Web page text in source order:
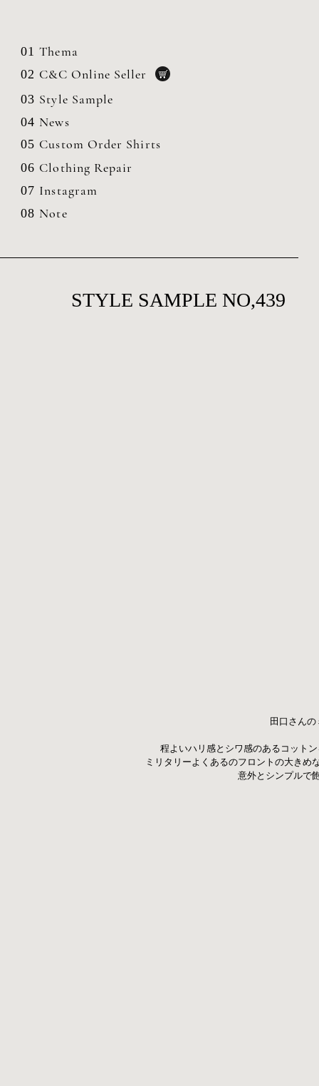
01 Thema
02 C&C Online Seller
03 Style Sample
04 News
05 Custom Order Shirts
06 Clothing Repair
07 Instagram
08 Note
STYLE SAMPLE NO,439
田口さん
程よいハリ感とシワ感のあるコット
ミリタリーよくあるのフロントの大きめ
意外とシンプルで